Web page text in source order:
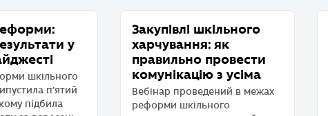
у
шкільного
п’ятий
підбила
Закупівлі шкільного
харчування: як
правильно провести
комунікацію з усіма
Вебінар проведений в межах
реформи шкільного